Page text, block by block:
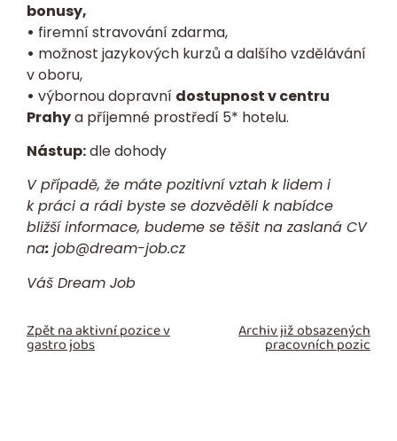
bonusy,
• firemní stravování zdarma,
• možnost jazykových kurzů a dalšího vzdělávání
v oboru,
• výbornou dopravní dostupnost v centru
Prahya příjemné prostředí 5* hotelu.
Nástup:dle dohody
V případě, že máte pozitivní vztah k lidem i
k práci a rádi byste se dozvěděli k nabídce
bližší informace, budeme se těšit na zaslaná CV
na: job@dream-job.cz
Váš Dream Job
Zpět na aktivní pozice v
gastro jobs
Archiv již obsazených
pracovních pozic